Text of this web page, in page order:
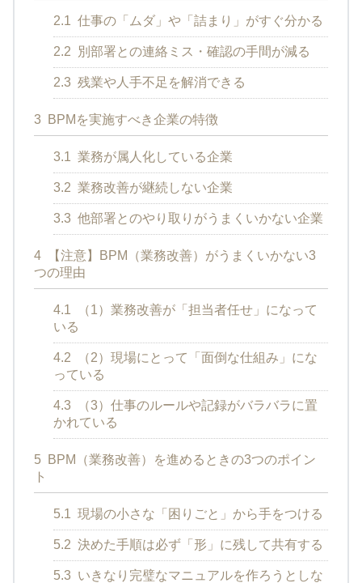
2.1 仕事の「ムダ」や「詰まり」がすぐ分かる
2.2 別部署との連絡ミス・確認の手間が減る
2.3 残業や人手不足を解消できる
3 BPMを実施すべき企業の特徴
3.1 業務が属人化している企業
3.2 業務改善が継続しない企業
3.3 他部署とのやり取りがうまくいかない企業
4
【注意】BPM（業務改善）がうまくいかない3
つの理由
4.1
（1）業務改善が「担当者任せ」になって
いる
4.2
（2）現場にとって「面倒な仕組み」にな
っている
4.3
（3）仕事のルールや記録がバラバラに置
かれている
5 BPM（業務改善）を進めるときの3つのポイン
ト
5.1 現場の小さな「困りごと」から手をつける
5.2 決めた手順は必ず「形」に残して共有する
5.3 いきなり完璧なマニュアルを作ろうとしな